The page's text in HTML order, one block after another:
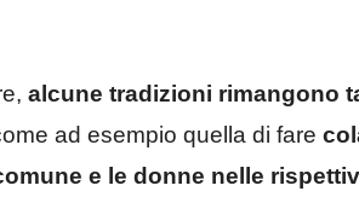
alcune tradizioni rimangono
ad esempio quella di fare
e le donne nelle